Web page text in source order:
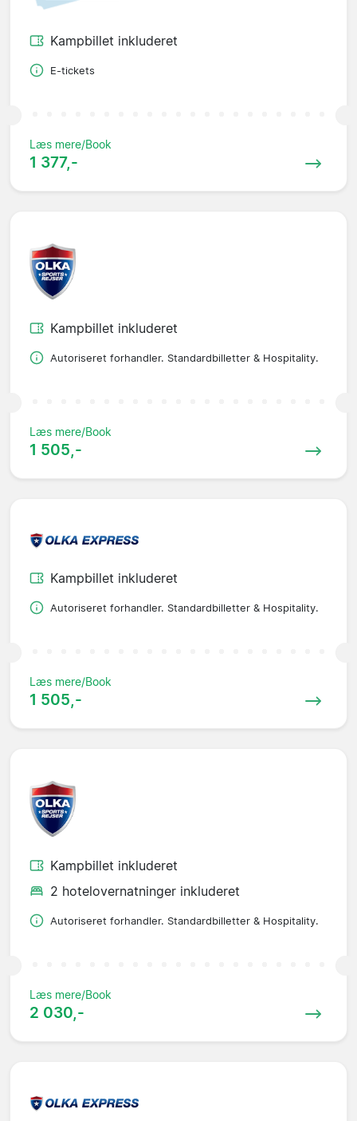
Kampbillet inkluderet
E-tickets
Læs mere/Book
1 377,-
Kampbillet inkluderet
Autoriseret forhandler. Standardbilletter & Hospitality.
Læs mere/Book
1 505,-
Kampbillet inkluderet
Autoriseret forhandler. Standardbilletter & Hospitality.
Læs mere/Book
1 505,-
Kampbillet inkluderet
2 hotelovernatninger inkluderet
Autoriseret forhandler. Standardbilletter & Hospitality.
Læs mere/Book
2 030,-